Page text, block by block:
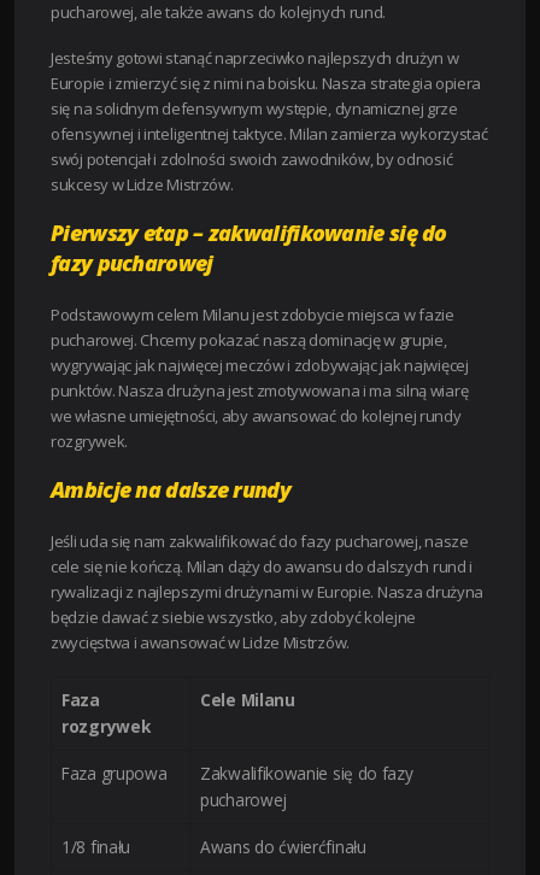
pucharowej, ale także awans do kolejnych rund.
Jesteśmy gotowi stanąć naprzeciwko najlepszych drużyn w
Europie i zmierzyć się z nimi na boisku. Nasza strategia opiera
się na solidnym defensywnym występie, dynamicznej grze
ofensywnej i inteligentnej taktyce. Milan zamierza wykorzystać
swój potencjał i zdolności swoich zawodników, by odnosić
sukcesy w Lidze Mistrzów.
Pierwszy etap – zakwalifikowanie się do
fazy pucharowej
Podstawowym celem Milanu jest zdobycie miejsca w fazie
pucharowej. Chcemy pokazać naszą dominację w grupie,
wygrywając jak najwięcej meczów i zdobywając jak najwięcej
punktów. Nasza drużyna jest zmotywowana i ma silną wiarę
we własne umiejętności, aby awansować do kolejnej rundy
rozgrywek.
Ambicje na dalsze rundy
Jeśli uda się nam zakwalifikować do fazy pucharowej, nasze
cele się nie kończą. Milan dąży do awansu do dalszych rund i
rywalizacji z najlepszymi drużynami w Europie. Nasza drużyna
będzie dawać z siebie wszystko, aby zdobyć kolejne
zwycięstwa i awansować w Lidze Mistrzów.
Faza
rozgrywek
Cele Milanu
Faza grupowa
Zakwalifikowanie się do fazy
pucharowej
1/8 finału Awans do ćwierćfinału